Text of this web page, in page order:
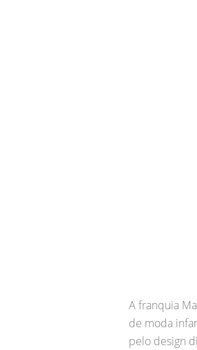
A franquia
de moda
pelo design